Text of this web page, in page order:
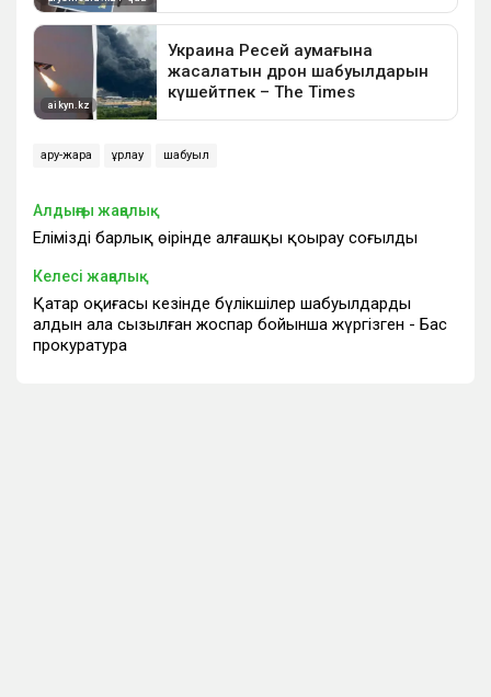
қару-жарақ ұрлау шабуыл
Алдыңғы жаңалық
Еліміздің барлық өңірінде алғашқы қоңырау соғылды
Келесі жаңалық
Қаңтар оқиғасы кезінде бүлікшілер шабуылдарды
алдын ала сызылған жоспар бойынша жүргізген - Бас
прокуратура